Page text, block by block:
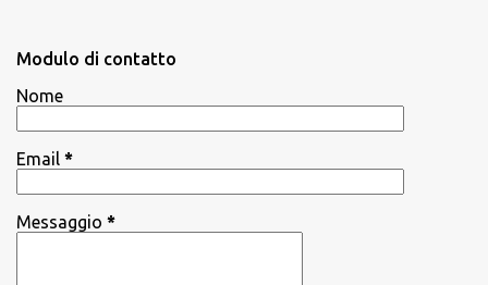
i
Modulo di contatto
Nome
Email *
Messaggio *